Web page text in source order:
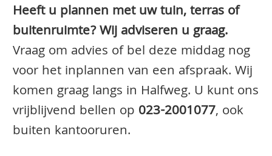
Heeft u plannen met uw tuin, terras of
buitenruimte? Wij adviseren u graag.
Vraag om advies of bel deze middag nog
voor het inplannen van een afspraak. Wij
komen graag langs in Halfweg. U kunt ons
vrijblijvend bellen op 023-2001077, ook
buiten kantooruren.